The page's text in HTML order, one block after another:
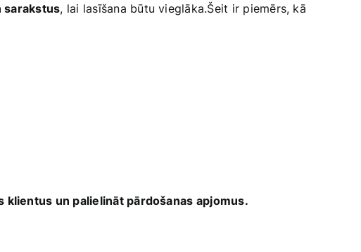
sarakstus, lai ​lasīšana būtu ‍vieglāka.Šeit ir piemērs, kā
un palielināt pārdošanas⁣ apjomus.